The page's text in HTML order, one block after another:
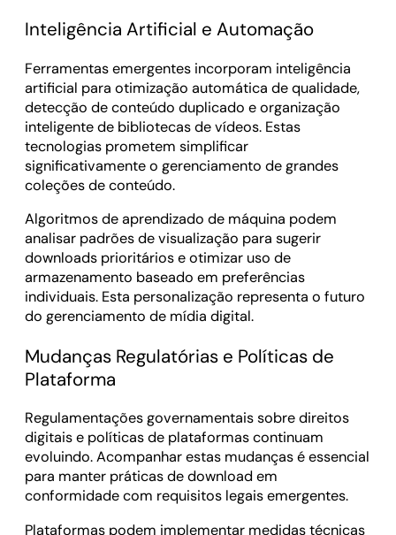
Inteligência Artificial e Automação
Ferramentas emergentes incorporam inteligência
artificial para otimização automática de qualidade,
detecção de conteúdo duplicado e organização
inteligente de bibliotecas de vídeos. Estas
tecnologias prometem simplificar
significativamente o gerenciamento de grandes
coleções de conteúdo.
Algoritmos de aprendizado de máquina podem
analisar padrões de visualização para sugerir
downloads prioritários e otimizar uso de
armazenamento baseado em preferências
individuais. Esta personalização representa o futuro
do gerenciamento de mídia digital.
Mudanças Regulatórias e Políticas de
Plataforma
Regulamentações governamentais sobre direitos
digitais e políticas de plataformas continuam
evoluindo. Acompanhar estas mudanças é essencial
para manter práticas de download em
conformidade com requisitos legais emergentes.
Plataformas podem implementar medidas técnicas